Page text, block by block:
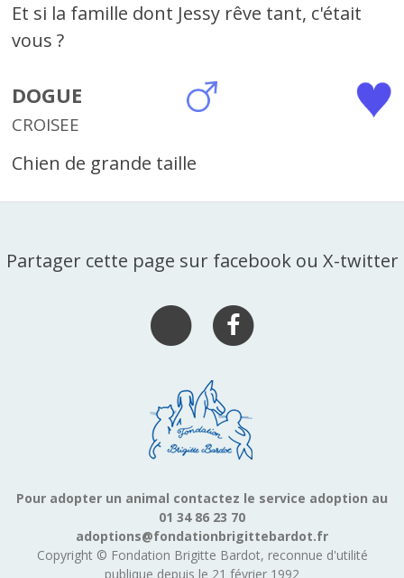
Et si la famille dont Jessy rêve tant, c'était
vous ?
DOGUE
CROISEE
Chien de grande taille
Partager cette page sur facebook ou X-twitter
Pour adopter un animal contactez le service adoption au
01 34 86 23 70
adoptions@fondationbrigittebardot.fr
Copyright © Fondation Brigitte Bardot, reconnue d'utilité
publique depuis le 21 février 1992